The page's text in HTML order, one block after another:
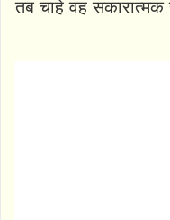
तब चाहे वह सकारात्मक